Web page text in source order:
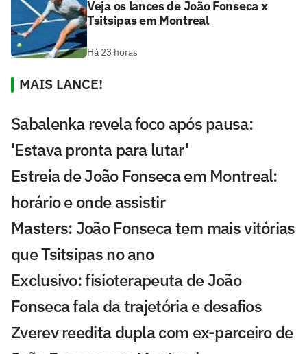
Veja os lances de João Fonseca x
Tsitsipas em Montreal
Há 23 horas
MAIS LANCE!
Sabalenka revela foco após pausa:
'Estava pronta para lutar'
Estreia de João Fonseca em Montreal:
horário e onde assistir
Masters: João Fonseca tem mais vitórias
que Tsitsipas no ano
Exclusivo: fisioterapeuta de João
Fonseca fala da trajetória e desafios
Zverev reedita dupla com ex-parceiro de